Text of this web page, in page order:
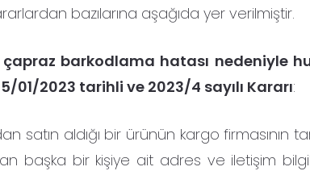
bazılarına aşağıda yer verilmiştir.
barkodlama hatası nedeniyle
01/2023 tarihli ve 2023/4 sayılı Kararı:
aldığı bir ürünün kargo firmasının
başka bir kişiye ait adres ve iletişim